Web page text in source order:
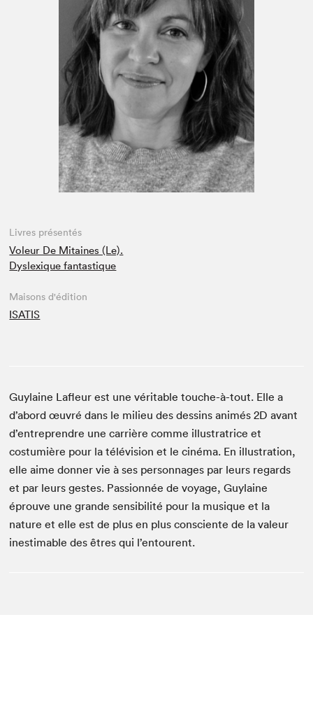
Espace médias
Livres présentés
Voleur De Mitaines (Le).
Dyslexique fantastique
Maisons d'édition
ISATIS
Guylaine Lafleur est une véritable touche-à-tout. Elle a
d’abord œuvré dans le milieu des dessins animés 2D avant
d’entreprendre une carrière comme illustratrice et
costumière pour la télévision et le cinéma. En illustration,
elle aime donner vie à ses personnages par leurs regards
et par leurs gestes. Passionnée de voyage, Guylaine
éprouve une grande sensibilité pour la musique et la
nature et elle est de plus en plus consciente de la valeur
inestimable des êtres qui l’entourent.